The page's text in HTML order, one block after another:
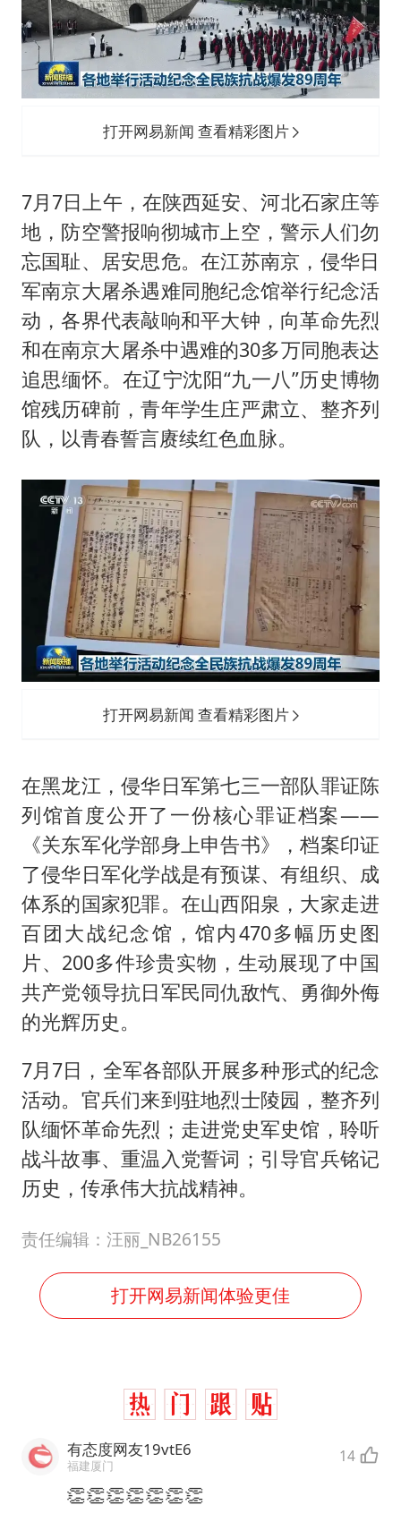
打开网易新闻 查看精彩图片
7月7日上午，在陕西延安、河北石家庄等
地，防空警报响彻城市上空，警示人们勿
忘国耻、居安思危。在江苏南京，侵华日
军南京大屠杀遇难同胞纪念馆举行纪念活
动，各界代表敲响和平大钟，向革命先烈
和在南京大屠杀中遇难的30多万同胞表达
追思缅怀。在辽宁沈阳“九一八”历史博物
馆残历碑前，青年学生庄严肃立、整齐列
队，以青春誓言赓续红色血脉。
打开网易新闻 查看精彩图片
在黑龙江，侵华日军第七三一部队罪证陈
列馆首度公开了一份核心罪证档案——
《关东军化学部身上申告书》，档案印证
了侵华日军化学战是有预谋、有组织、成
体系的国家犯罪。在山西阳泉，大家走进
百团大战纪念馆，馆内470多幅历史图
片、200多件珍贵实物，生动展现了中国
共产党领导抗日军民同仇敌忾、勇御外侮
的光辉历史。
7月7日，全军各部队开展多种形式的纪念
活动。官兵们来到驻地烈士陵园，整齐列
队缅怀革命先烈；走进党史军史馆，聆听
战斗故事、重温入党誓词；引导官兵铭记
历史，传承伟大抗战精神。
责任编辑：汪丽_NB26155
打开网易新闻体验更佳
有态度网友19vtE6
福建厦门 14
👏👏👏👏👏👏👏